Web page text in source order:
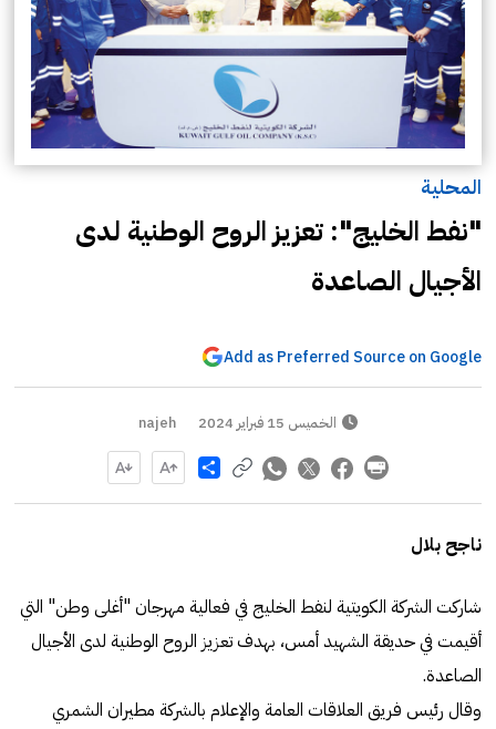
المحلية
"نفط الخليج": تعزيز الروح الوطنية لدى
الأجيال الصاعدة
Add as Preferred Source on Google
الخميس 15 فبراير 2024 najeh
Share
ناجح بلال
شاركت الشركة الكويتية لنفط الخليج في فعالية مهرجان "أغلى وطن" التي
أقيمت في حديقة الشهيد أمس، بهدف تعزيز الروح الوطنية لدى الأجيال
الصاعدة.
وقال رئيس فريق العلاقات العامة والإعلام بالشركة مطيران الشمري